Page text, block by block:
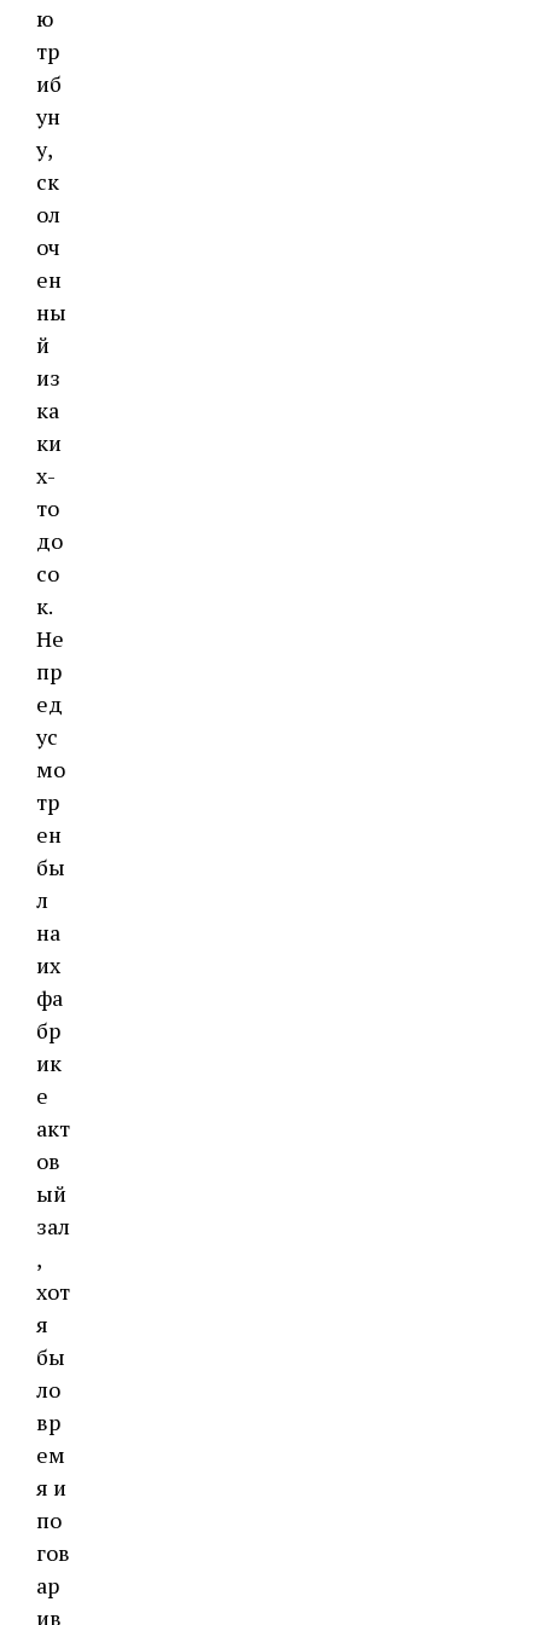
ю
тр
иб
ун
у,
ск
ол
оч
ен
ны
й
из
ка
ки
х-
то
до
со
к.
Не
пр
ед
ус
мо
тр
ен
бы
л
на
их
фа
бр
ик
е
акт
ов
ый
зал
,
хот
я
бы
ло
вр
ем
я и
по
гов
ар
ив